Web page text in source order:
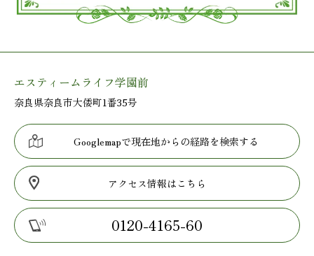
エスティームライフ学園前
奈良県奈良市大倭町1番35号
Googlemapで現在地からの経路を検索する
アクセス情報はこちら
0120-4165-60